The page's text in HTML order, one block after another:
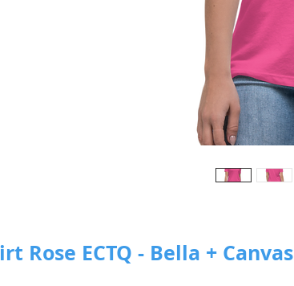
Rose ECTQ - Bella + Canvas